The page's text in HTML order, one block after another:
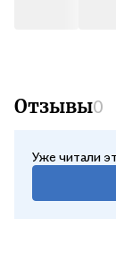
Отзывы0
Уже читали